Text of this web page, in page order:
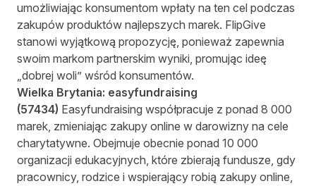
umożliwiając konsumentom wpłaty na ten cel podczas
zakupów produktów najlepszych marek. FlipGive
stanowi wyjątkową propozycję, ponieważ zapewnia
swoim markom partnerskim wyniki, promując ideę
„dobrej woli” wśród konsumentów.
Wielka Brytania: easyfundraising
(57434) Easyfundraising współpracuje z ponad 8 000
marek, zmieniając zakupy online w darowizny na cele
charytatywne. Obejmuje obecnie ponad 10 000
organizacji edukacyjnych, które zbierają fundusze, gdy
pracownicy, rodzice i wspierający robią zakupy online,